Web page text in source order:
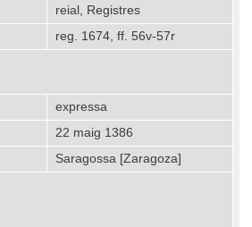
reial, Registres
reg. 1674, ff. 56v-57r
expressa
22 maig 1386
Saragossa [Zaragoza]